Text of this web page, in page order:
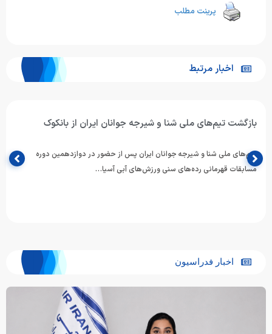
پرینت مطلب
اخبار مرتبط
بازگشت تیم‌های ملی شنا و شیرجه جوانان ایران از بانکوک
تیم‌های ملی شنا و شیرجه جوانان ایران پس از حضور در دوازدهمین دوره
مسابقات قهرمانی رده‌های سنی ورزش‌های آبی آسیا…
اخبار فدراسیون